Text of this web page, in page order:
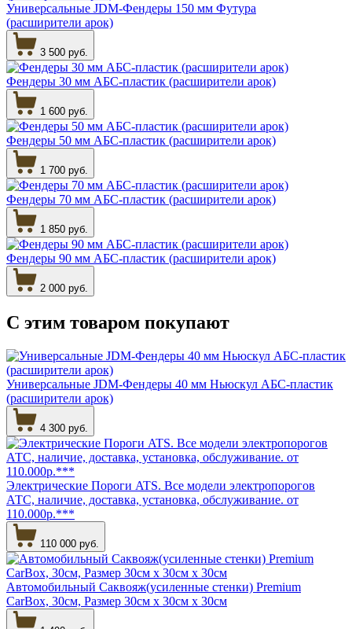
Универсальные JDM-Фендеры 150 мм Футура
(расширители арок)
3 500 руб.
Фендеры 30 мм АБС-пластик (расширители арок)
1 600 руб.
Фендеры 50 мм АБС-пластик (расширители арок)
1 700 руб.
Фендеры 70 мм АБС-пластик (расширители арок)
1 850 руб.
Фендеры 90 мм АБС-пластик (расширители арок)
2 000 руб.
С этим товаром покупают
Универсальные JDM-Фендеры 40 мм Ньюскул АБС-пластик
(расширители арок)
4 300 руб.
Электрические Пороги ATS. Все модели электропорогов
АТС, наличие, доставка, установка, обслуживание. от
110.000р.***
110 000 руб.
Автомобильный Саквояж(усиленные стенки) Premium
CarBox, 30см, Размер 30см х 30см х 30см